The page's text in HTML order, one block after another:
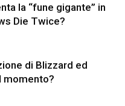
la “fune gigante” in
Die Twice?
di Blizzard ed
momento?